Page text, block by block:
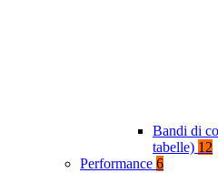
Bandi di
tabelle) 12
Performance 6